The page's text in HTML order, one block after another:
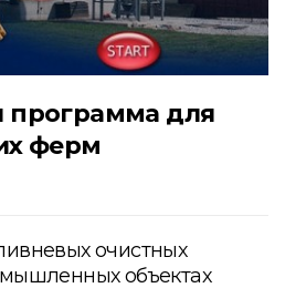
программа для
ферм
очистных
объектах